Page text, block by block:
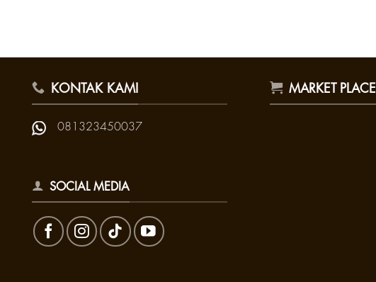
KONTAK KAMI
081323450037
SOCIAL MEDIA
MARKET PLACE